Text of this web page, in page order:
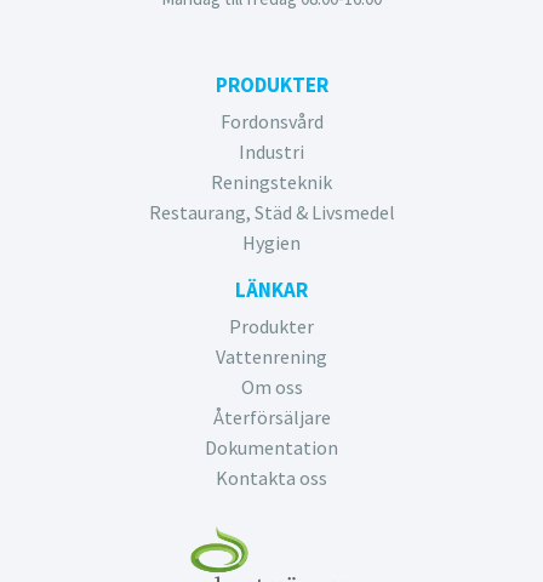
PRODUKTER
Fordonsvård
Industri
Reningsteknik
Restaurang, Städ & Livsmedel
Hygien
LÄNKAR
Produkter
Vattenrening
Om oss
Återförsäljare
Dokumentation
Kontakta oss